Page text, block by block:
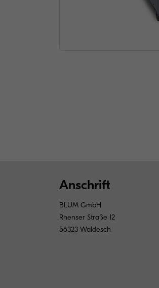
Anschrift
BLUM GmbH
Rhenser Straße 12
56323 Waldesch